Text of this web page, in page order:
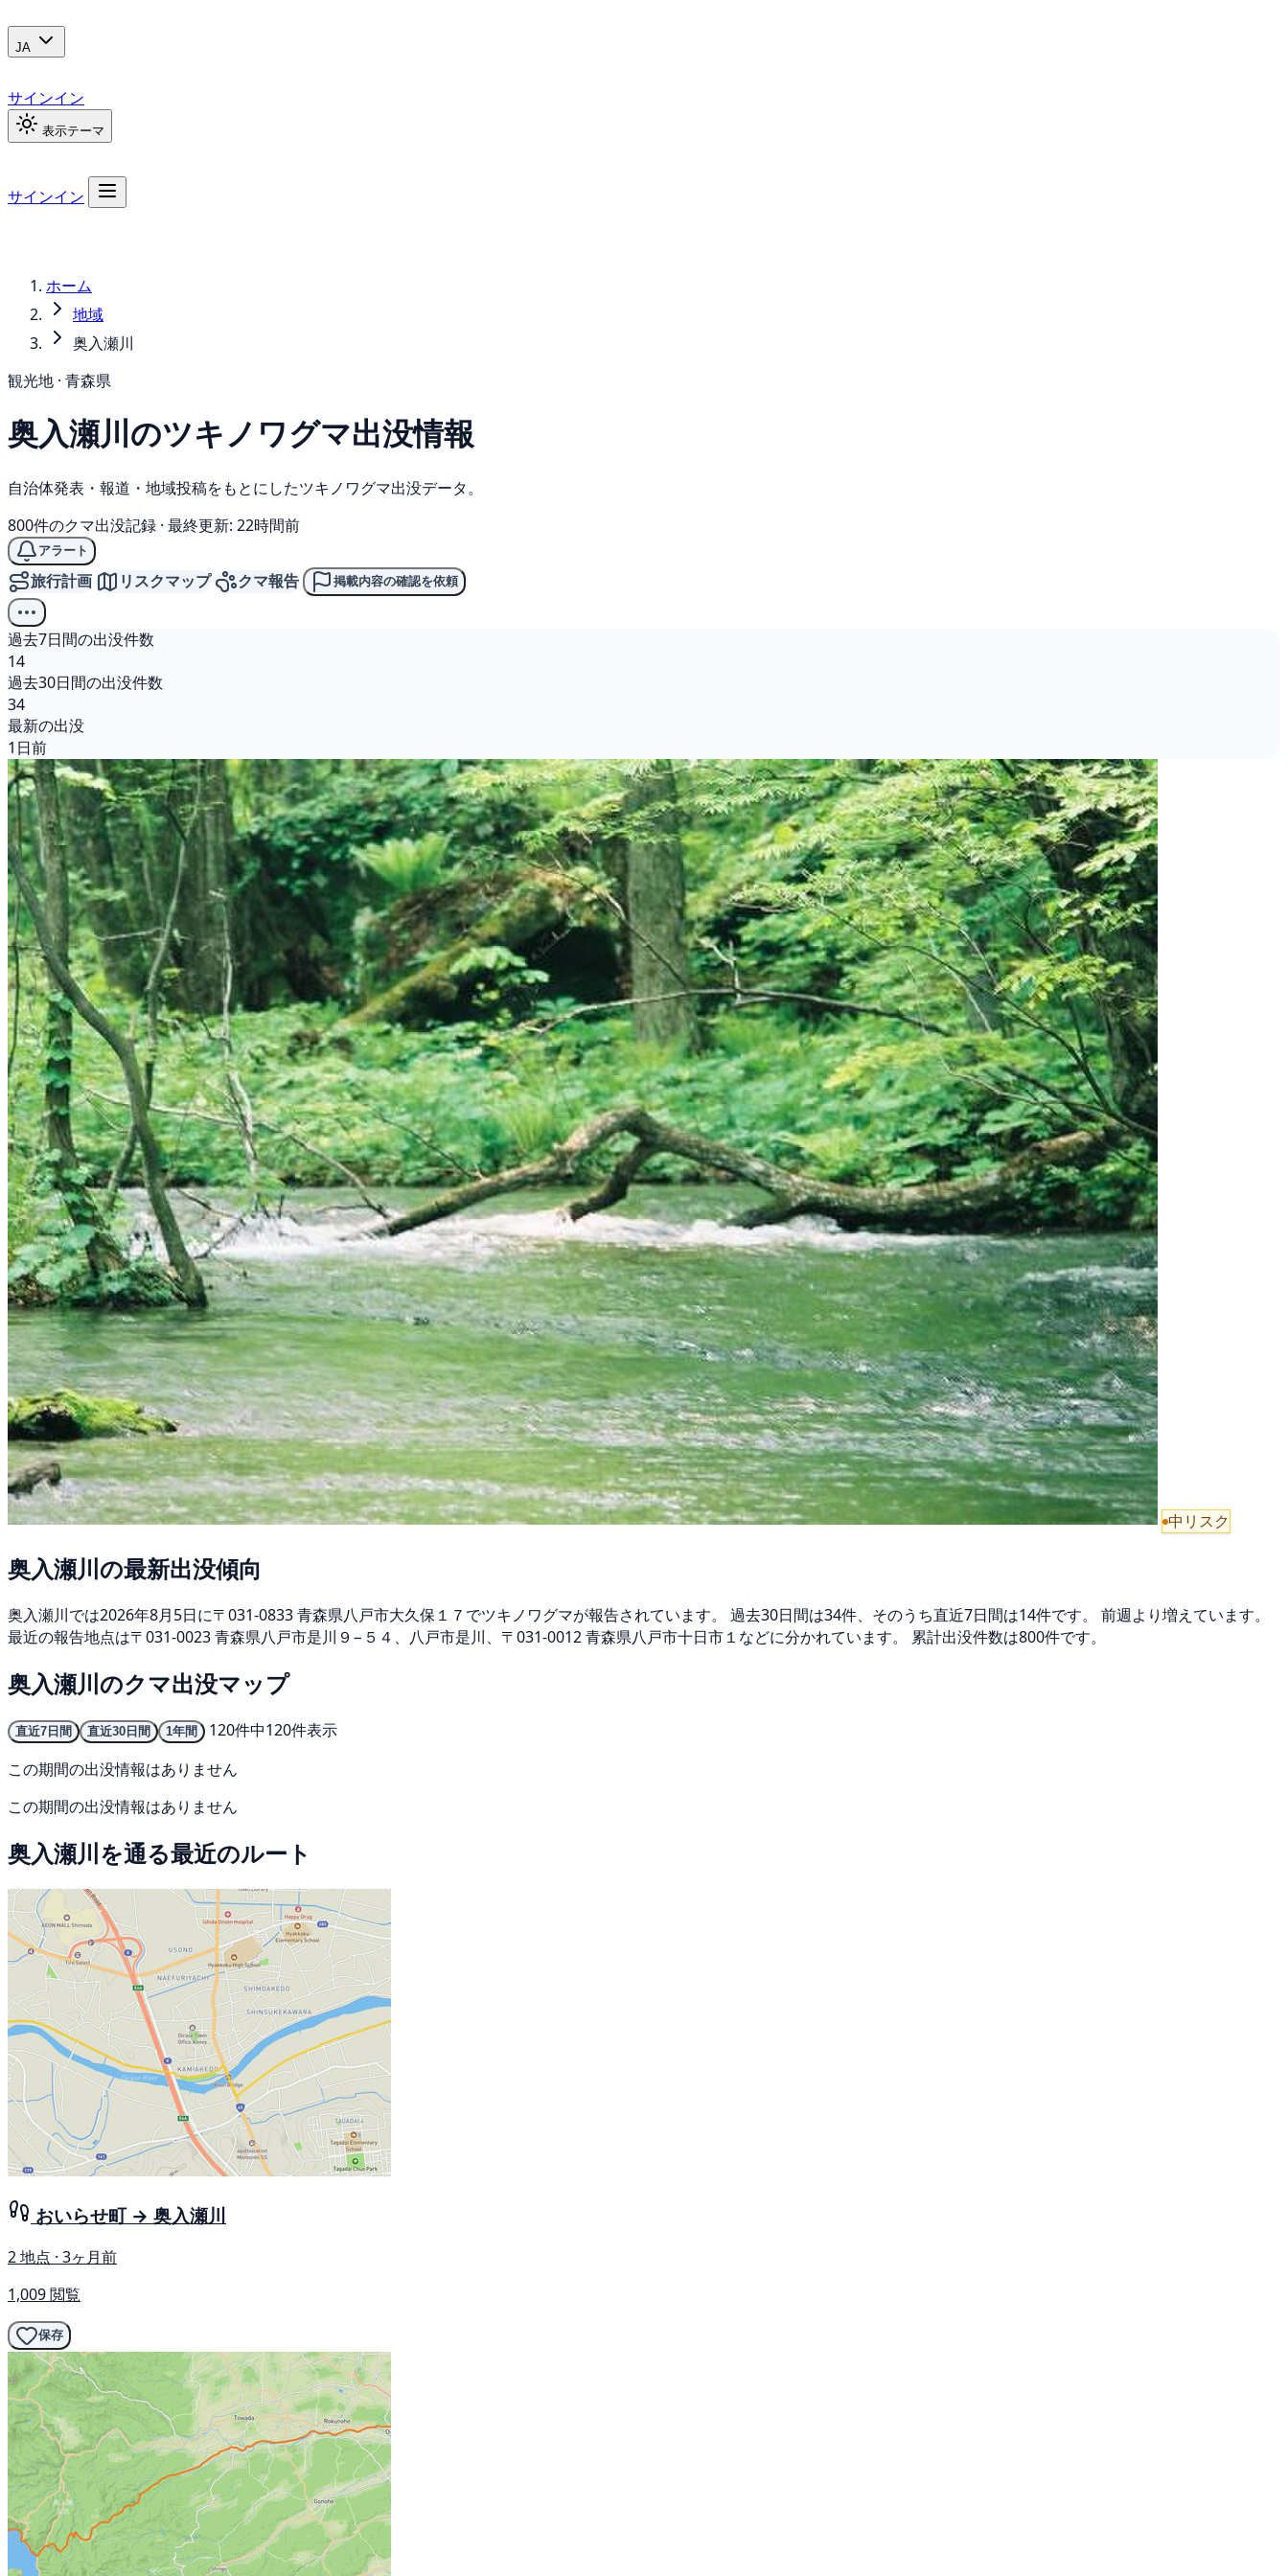
JA
サインイン
表示テーマ
サインイン
ホーム
地域
奥入瀬川
観光地 · 青森県
奥入瀬川のツキノワグマ出没情報
自治体発表・報道・地域投稿をもとにしたツキノワグマ出没データ。
800件のクマ出没記録 · 最終更新: 22時間前
アラート
旅行計画 リスクマップ クマ報告 掲載内容の確認を依頼
過去7日間の出没件数
14
過去30日間の出没件数
34
最新の出没
1日前
中リスク
奥入瀬川の最新出没傾向
奥入瀬川では2026年8月5日に〒031-0833 青森県八戸市大久保１７でツキノワグマが報告されています。 過去30日間は34件、そのうち直近7日間は14件です。 前週より増えています。
最近の報告地点は〒031-0023 青森県八戸市是川９−５４、八戸市是川、〒031-0012 青森県八戸市十日市１などに分かれています。 累計出没件数は800件です。
奥入瀬川のクマ出没マップ
直近7日間 直近30日間 1年間
120件中120件表示
この期間の出没情報はありません
この期間の出没情報はありません
奥入瀬川を通る最近のルート
おいらせ町 → 奥入瀬川
2 地点 · 3ヶ月前
1,009 閲覧
保存